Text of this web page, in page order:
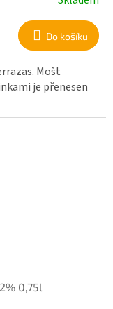
Do košíku
Mošt
je přenesen
0,75l